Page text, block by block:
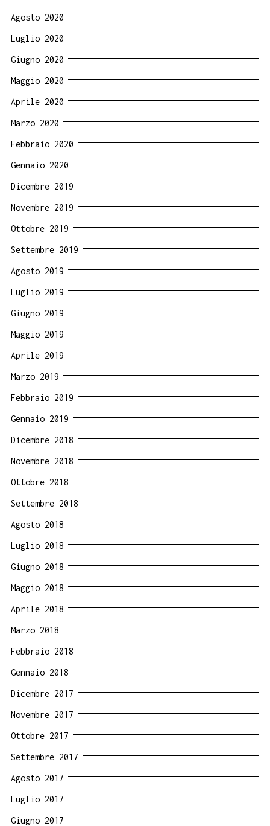
Agosto 2020
Luglio 2020
Giugno 2020
Maggio 2020
Aprile 2020
Marzo 2020
Febbraio 2020
Gennaio 2020
Dicembre 2019
Novembre 2019
Ottobre 2019
Settembre 2019
Agosto 2019
Luglio 2019
Giugno 2019
Maggio 2019
Aprile 2019
Marzo 2019
Febbraio 2019
Gennaio 2019
Dicembre 2018
Novembre 2018
Ottobre 2018
Settembre 2018
Agosto 2018
Luglio 2018
Giugno 2018
Maggio 2018
Aprile 2018
Marzo 2018
Febbraio 2018
Gennaio 2018
Dicembre 2017
Novembre 2017
Ottobre 2017
Settembre 2017
Agosto 2017
Luglio 2017
Giugno 2017